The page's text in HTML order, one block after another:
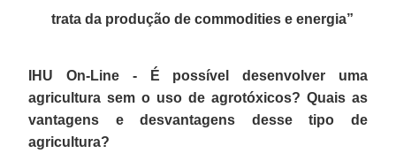
trata da produção de commodities e energia”
IHU On-Line - É possível desenvolver uma
agricultura sem o uso de agrotóxicos? Quais as
vantagens e desvantagens desse tipo de
agricultura?